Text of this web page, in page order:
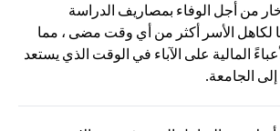
من أجل الوفاء بمصاريف الدراسة
لكاهل الأسر أكثر من أي وقت مضى ، مما
المالية على الآباء في الوقت الذي يستعد
الجامعة.